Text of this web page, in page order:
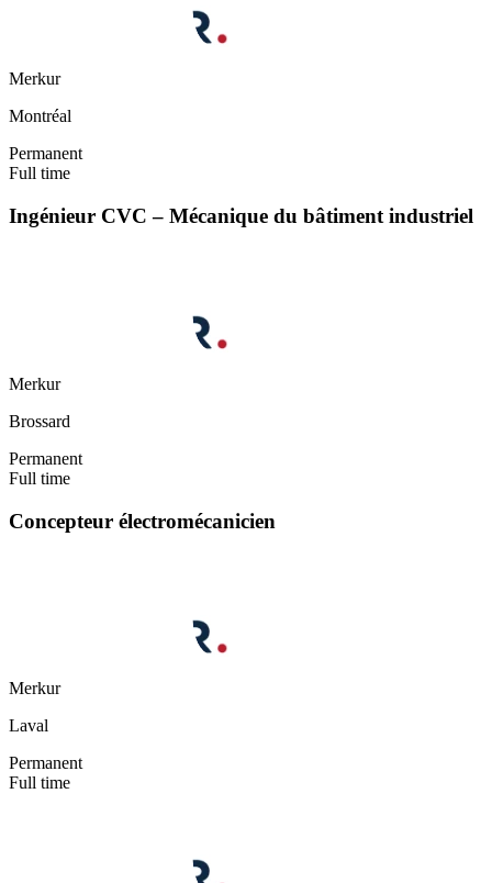
Merkur
Montréal
Permanent
Full time
Ingénieur CVC – Mécanique du bâtiment industriel
Merkur
Brossard
Permanent
Full time
Concepteur électromécanicien
Merkur
Laval
Permanent
Full time